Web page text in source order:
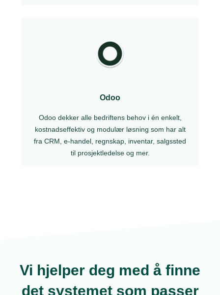
Odoo
Odoo dekker alle bedriftens behov i én enkelt,
kostnadseffektiv og modulær løsning som har alt
fra CRM, e-handel, regnskap, inventar, salgssted
til prosjektledelse og mer.
Vi hjelper deg med å finne
det systemet som passer